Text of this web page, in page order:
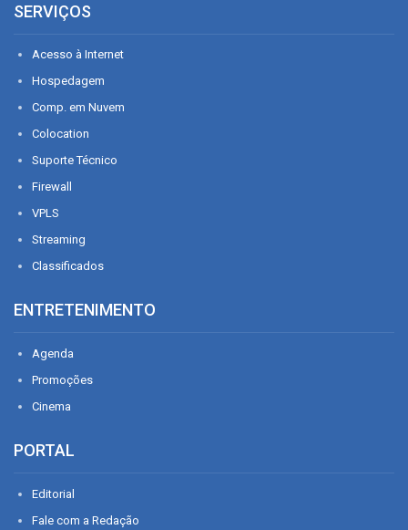
SERVIÇOS
Acesso à Internet
Hospedagem
Comp. em Nuvem
Colocation
Suporte Técnico
Firewall
VPLS
Streaming
Classificados
ENTRETENIMENTO
Agenda
Promoções
Cinema
PORTAL
Editorial
Fale com a Redação